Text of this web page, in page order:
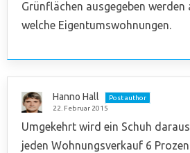
Grünflächen ausgegeben werden
welche Eigentumswohnungen.
Hanno Hall
Post author
22. Februar 2015
Umgekehrt wird ein Schuh
jeden Wohnungsverkauf 6